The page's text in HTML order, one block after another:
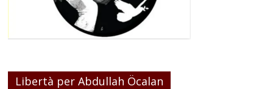
Libertà per Abdullah Öcalan